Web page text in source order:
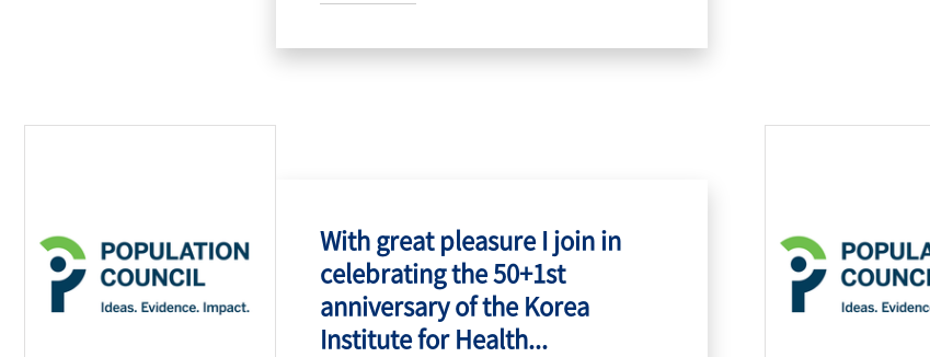
With great pleasure I join in
celebrating the 50+1st
anniversary of the Korea
Institute for Health...